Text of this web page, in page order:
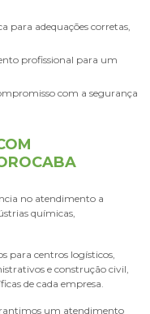
no atendimento a
químicas,
para centros logísticos,
e construção civil,
de cada empresa.
um atendimento